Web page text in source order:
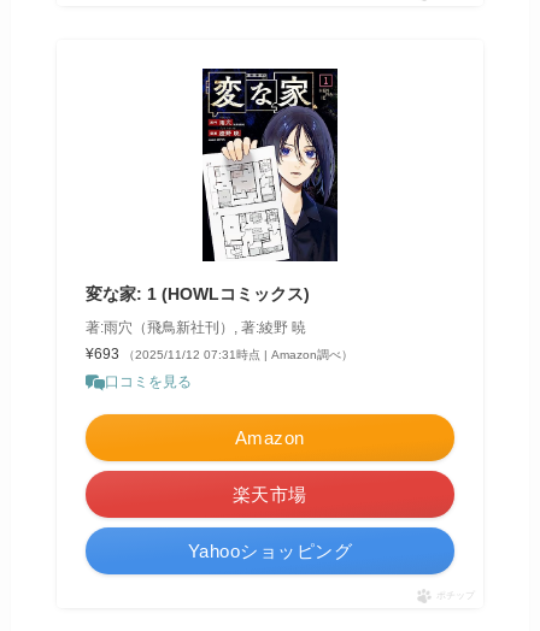
変な家: 1 (HOWLコミックス)
著:雨穴（飛鳥新社刊）, 著:綾野 暁
¥693
（2025/11/12 07:31時点 | Amazon調べ）
口コミを見る
Amazon
楽天市場
Yahooショッピング
ポチップ